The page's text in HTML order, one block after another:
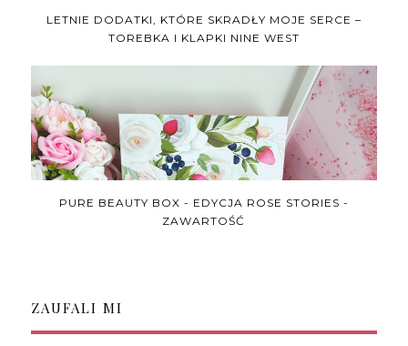
LETNIE DODATKI, KTÓRE SKRADŁY MOJE SERCE –
TOREBKA I KLAPKI NINE WEST
PURE BEAUTY BOX - EDYCJA ROSE STORIES -
ZAWARTOŚĆ
ZAUFALI MI